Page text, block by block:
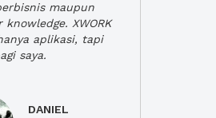
maupun
XWORK
aplikasi, tapi
saya.
DANIEL